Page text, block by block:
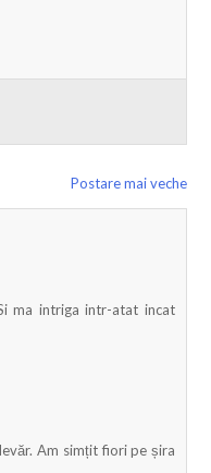
Postare mai veche
ma intriga intr-atat incat
Am simțit fiori pe șira